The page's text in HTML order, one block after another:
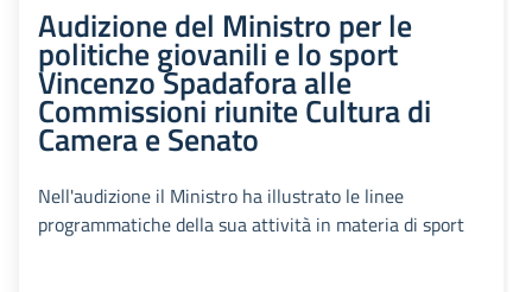
Audizione del Ministro per le
politiche giovanili e lo sport
Vincenzo Spadafora alle
Commissioni riunite Cultura di
Camera e Senato
Nell'audizione il Ministro ha illustrato le linee
programmatiche della sua attività in materia di sport